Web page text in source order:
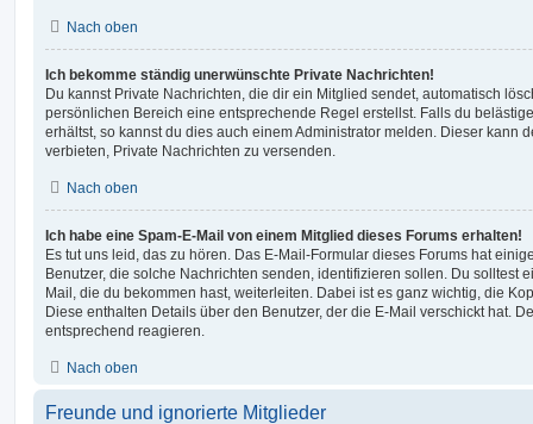
Nach oben
Ich bekomme ständig unerwünschte Private Nachrichten!
Du kannst Private Nachrichten, die dir ein Mitglied sendet, automatisch
persönlichen Bereich eine entsprechende Regel erstellst. Falls du
erhältst, so kannst du dies auch einem Administrator melden. Dieser kann
verbieten, Private Nachrichten zu versenden.
Nach oben
Ich habe eine Spam-E-Mail von einem Mitglied dieses Forums erhalten!
Es tut uns leid, das zu hören. Das E-Mail-Formular dieses Forums hat
Benutzer, die solche Nachrichten senden, identifizieren sollen. Du solltest
Mail, die du bekommen hast, weiterleiten. Dabei ist es ganz wichtig, die
Diese enthalten Details über den Benutzer, der die E-Mail verschickt hat.
entsprechend reagieren.
Nach oben
Freunde und ignorierte Mitglieder